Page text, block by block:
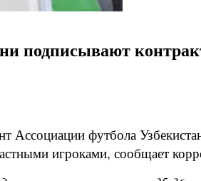
подписывают
Ассоциации футбола
игроками, сообщает